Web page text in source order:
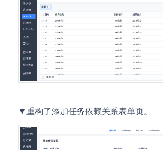
▼重构了添加任务依赖关系表单页。